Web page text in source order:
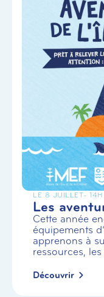
LE 8 JUILLET-
Les
Cette année
équipements
apprenons à
ressources,
Découvrir